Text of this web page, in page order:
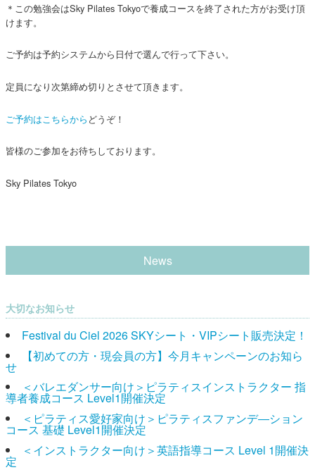
＊この勉強会はSky Pilates Tokyoで養成コースを終了された方がお受け頂
けます。
ご予約は予約システムから日付で選んで行って下さい。
定員になり次第締め切りとさせて頂きます。
ご予約はこちらから どうぞ！
皆様のご参加をお待ちしております。
Sky Pilates Tokyo
News
大切なお知らせ
Festival du Ciel 2026 SKYシート・VIPシート販売決定！
【初めての方・現会員の方】今月キャンペーンのお知ら
せ
＜バレエダンサー向け＞ピラティスインストラクター 指
導者養成コース Level1開催決定
＜ピラティス愛好家向け＞ピラティスファンデ―ション
コース 基礎 Level1開催決定
＜インストラクター向け＞英語指導コース Level 1開催決
定